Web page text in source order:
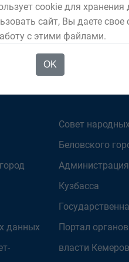
данных
Совет
Беловского
Кузбасса
Портал
власти
cookie для хранения
сайт, Вы даете свое
с этими файлами.
OK